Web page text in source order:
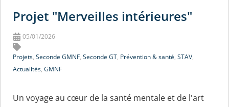
Projet "Merveilles intérieures"
05/01/2026
Projets, Seconde GMNF, Seconde GT, Prévention & santé, STAV,
Actualités, GMNF
Un voyage au cœur de la santé mentale et de l'art